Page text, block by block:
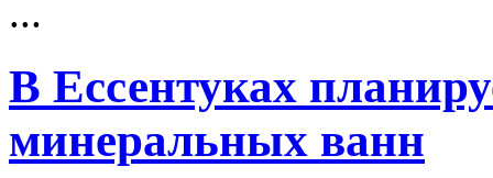
...
В Ессентуках
минеральных ванн